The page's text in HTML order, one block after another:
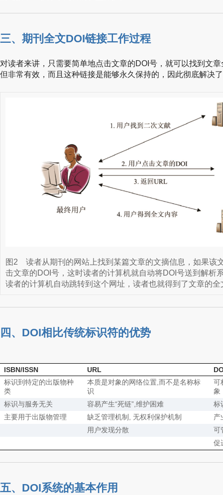
三、期刊全文DOI链接工作过程
对读者来讲，只需要简单地点击文章的DOI号，就可以找到文
但非常有效，而且这种链接是能够永久保持的，因此彻底解决
图2
读者从期刊的网站上找到某篇文章的文摘信息，如果该
击文章的DOI号，这时读者的计算机就自动将DOI号送到解析
读者的计算机自动跳转到这个网址，读者也就得到了文章的全
四、DOI相比传统标识符的优势
ISBN/ISSN URL
标识到特定的出版物种
类
本质是对象的网络位置,而不是名称标
识
可
象
标识与服务无关
容易产生“死链”,维护困难
标
主要用于出版物管理
缺乏管理机制, 无权利保护机制
产
用户发现分散
可
促
五、DOI系统的基本作用